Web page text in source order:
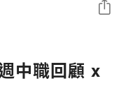
中職回顧 x
分享